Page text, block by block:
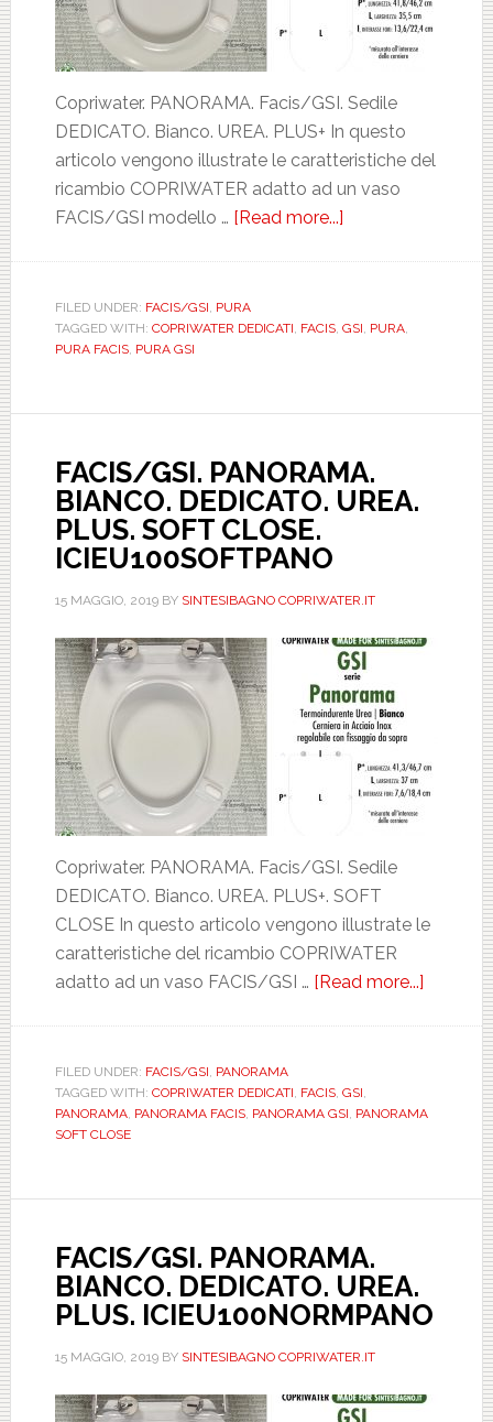
Copriwater. PANORAMA. Facis/GSI. Sedile
DEDICATO. Bianco. UREA. PLUS+ In questo
articolo vengono illustrate le caratteristiche del
ricambio COPRIWATER adatto ad un vaso
FACIS/GSI modello … [Read more...]
DEDICATO.
FILED UNDER: FACIS/GSI, PURA
TAGGED WITH: COPRIWATER DEDICATI, FACIS, GSI, PURA,
PURA FACIS, PURA GSI
FACIS/GSI. PANORAMA.
BIANCO. DEDICATO. UREA.
PLUS. SOFT CLOSE.
ICIEU100SOFTPANO
15 MAGGIO, 2019BY SINTESIBAGNO COPRIWATER.IT
Copriwater. PANORAMA. Facis/GSI. Sedile
DEDICATO. Bianco. UREA. PLUS+. SOFT
CLOSE In questo articolo vengono illustrate le
caratteristiche del ricambio COPRIWATER
adatto ad un vaso FACIS/GSI … [Read more...]
FACIS/
UREA.
CLOSE.
FILED UNDER: FACIS/GSI, PANORAMA
TAGGED WITH: COPRIWATER DEDICATI, FACIS, GSI,
PANORAMA, PANORAMA FACIS, PANORAMA GSI, PANORAMA
SOFT CLOSE
FACIS/GSI. PANORAMA.
BIANCO. DEDICATO. UREA.
PLUS. ICIEU100NORMPANO
15 MAGGIO, 2019BY SINTESIBAGNO COPRIWATER.IT